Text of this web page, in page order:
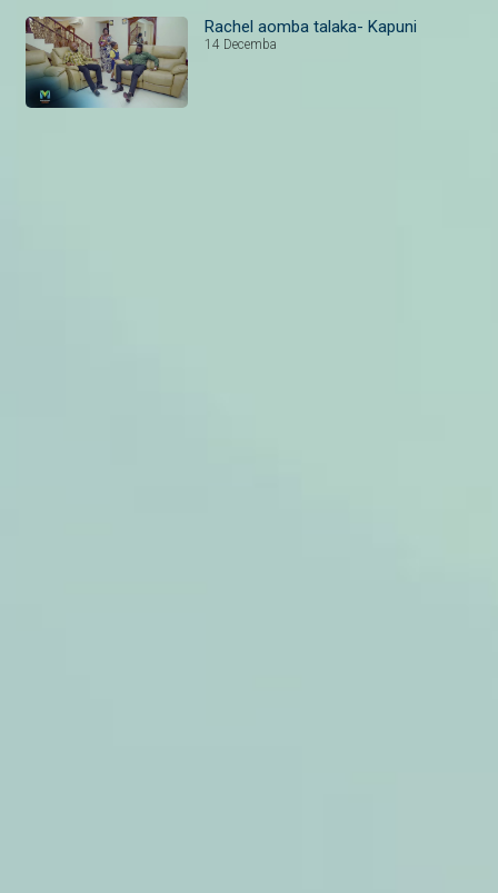
Rachel aomba talaka- Kapuni
14 Decemba